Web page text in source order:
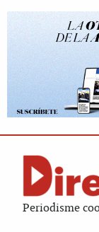
Periodisme